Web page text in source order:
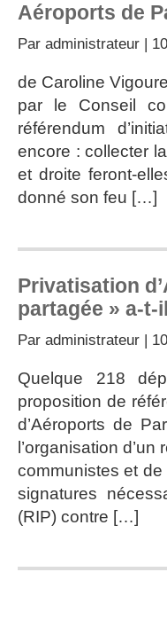
Aéroports de
Par administrateur |
de Caroline
par le Conseil
référendum
encore : collecter
et droite feront-
donné son feu […]
Privatisation
partagée » a-t-
Par administrateur |
Quelque 218
proposition de
d’Aéroports de
l’organisation
communistes et
signatures
(RIP) contre […]